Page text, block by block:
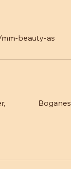
beauty-as